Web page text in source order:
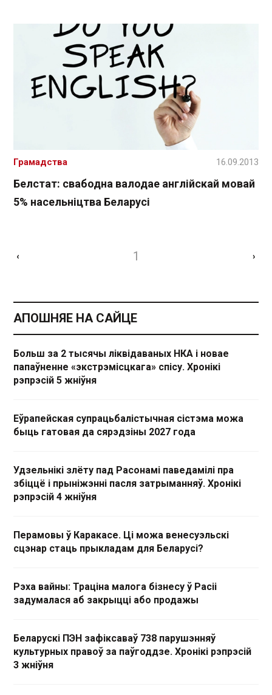
Белстат: свабодна валодае англійскай мовай
5% насельніцтва Беларусі
Грамадства 16.09.2013
‹ 1 ›
АПОШНЯЕ НА САЙЦЕ
Больш за 2 тысячы ліквідаваных НКА і новае
папаўненне «экстрэмісцкага» спісу. Хронікі
рэпрэсій 5 жніўня
Еўрапейская супрацьбалістычная сістэма можа
быць гатовая да сярэдзіны 2027 года
Удзельнікі злёту пад Расонамі паведамілі пра
збіццё і прыніжэнні пасля затрыманняў. Хронікі
рэпрэсій 4 жніўня
Перамовы ў Каракасе. Ці можа венесуэльскі
сцэнар стаць прыкладам для Беларусі?
Рэха вайны: Траціна малога бізнесу ў Расіі
задумалася аб закрыцці або продажы
Беларускі ПЭН зафіксаваў 738 парушэнняў
культурных правоў за паўгоддзе. Хронікі рэпрэсій
3 жніўня